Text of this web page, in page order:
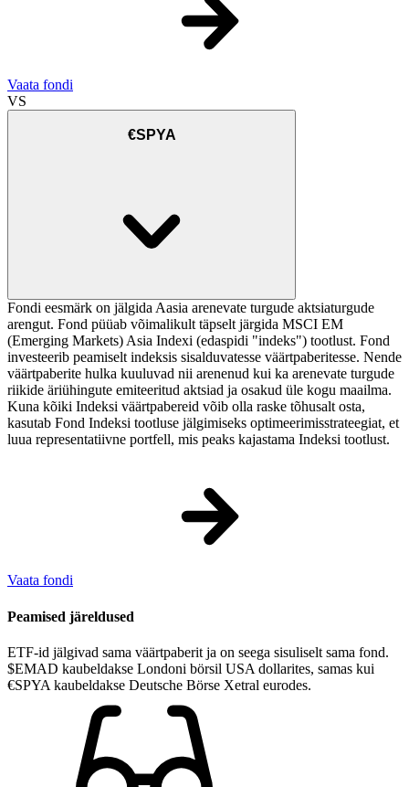
Vaata fondi
VS
€SPYA
Fondi eesmärk on jälgida Aasia arenevate turgude aktsiaturgude
arengut. Fond püüab võimalikult täpselt järgida MSCI EM
(Emerging Markets) Asia Indexi (edaspidi "indeks") tootlust. Fond
investeerib peamiselt indeksis sisalduvatesse väärtpaberitesse. Nende
väärtpaberite hulka kuuluvad nii arenenud kui ka arenevate turgude
riikide äriühingute emiteeritud aktsiad ja osakud üle kogu maailma.
Kuna kõiki Indeksi väärtpabereid võib olla raske tõhusalt osta,
kasutab Fond Indeksi tootluse jälgimiseks optimeerimisstrateegiat, et
luua representatiivne portfell, mis peaks kajastama Indeksi tootlust.
Vaata fondi
Peamised järeldused
ETF-id jälgivad sama väärtpaberit ja on seega sisuliselt sama fond.
$EMAD kaubeldakse Londoni börsil USA dollarites, samas kui
€SPYA kaubeldakse Deutsche Börse Xetral eurodes.